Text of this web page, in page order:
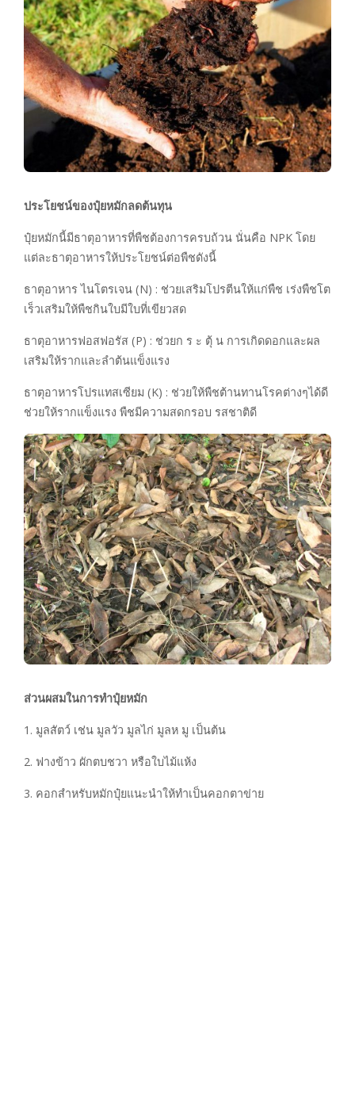
ประโยชน์ของปุ๋ยหมักลดต้นทุน
ปุ๋ยหมักนี้มีธาตุอาหารที่พืชต้องการครบถ้วน นั่นคือ NPK โดย
แต่ละธาตุอาหารให้ประโยชน์ต่อพืชดังนี้
ธาตุอาหาร ไนโตรเจน (N) : ช่วยเสริมโปรตีนให้แก่พืช เร่งพืชโต
เร็วเสริมให้พืชกินใบมีใบที่เขียวสด
ธาตุอาหารฟอสฟอรัส (P) : ช่วยก ร ะ ตุ้ น การเกิดดอกและผล
เสริมให้รากและลำต้นแข็งแรง
ธาตุอาหารโปรแทสเซียม (K) : ช่วยให้พืชต้านทานโรคต่างๆได้ดี
ช่วยให้รากแข็งแรง พืชมีความสดกรอบ รสชาติดี
ส่วนผสมในการทำปุ๋ยหมัก
1. มูลสัตว์ เช่น มูลวัว มูลไก่ มูลห มู เป็นต้น
2. ฟางข้าว ผักตบชวา หรือใบไม้แห้ง
3. คอกสำหรับหมักปุ๋ยแนะนำให้ทำเป็นคอกตาข่าย